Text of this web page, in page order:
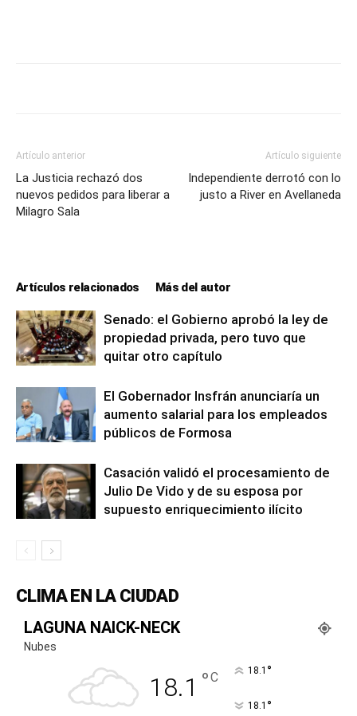
Artículo anterior
La Justicia rechazó dos
nuevos pedidos para liberar a
Milagro Sala
Artículo siguiente
Independiente derrotó con lo
justo a River en Avellaneda
Artículos relacionados Más del autor
Senado: el Gobierno aprobó la ley de
propiedad privada, pero tuvo que
quitar otro capítulo
El Gobernador Insfrán anunciaría un
aumento salarial para los empleados
públicos de Formosa
Casación validó el procesamiento de
Julio De Vido y de su esposa por
supuesto enriquecimiento ilícito
CLIMA EN LA CIUDAD
LAGUNA NAICK-NECK
Nubes
18.1 °C 18.1 °
18.1 °